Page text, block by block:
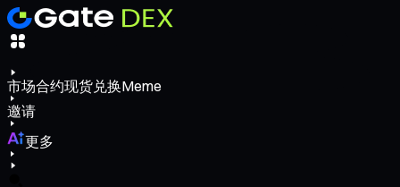
市场合约现货兑换Meme
邀请
更多